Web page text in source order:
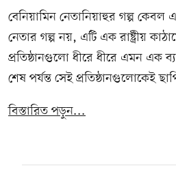
বেনিয়ামিন নেতানিয়াহুর গল্প কেবল
নেতার গল্প নয়, এটি এক রাষ্ট্রীয়
প্রতিষ্ঠানগুলো ধীরে ধীরে এমন এক
শেষ পর্যন্ত সেই প্রতিষ্ঠানগুলোকেই
বিস্তারিত পড়ুন...